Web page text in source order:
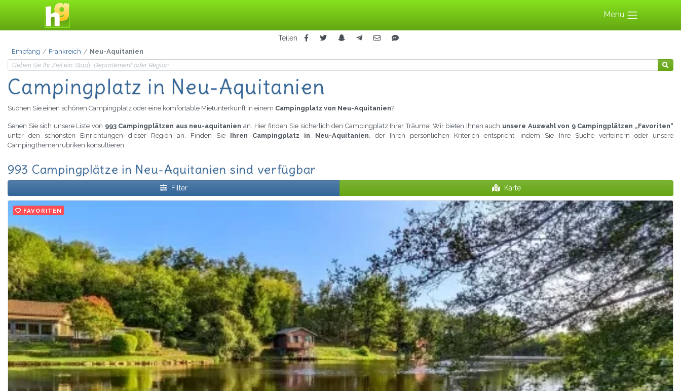
Menu
Teilen
Empfang Frankreich Neu-Aquitanien
Campingplatz in Neu-Aquitanien
Suchen Sie einen schönen Campingplatz oder eine komfortable Mietunterkunft in einem Campingplatz von Neu-Aquitanien?
Sehen Sie sich unsere Liste von 993 Campingplätzen aus neu-aquitanien an. Hier finden Sie sicherlich den Campingplatz Ihrer Träume! Wir bieten Ihnen auch unsere Auswahl von 9 Campingplätzen „Favoriten“
unter den schönsten Einrichtungen dieser Region an. Finden Sie Ihren Campingplatz in Neu-Aquitanien, der Ihren persönlichen Kriterien entspricht, indem Sie Ihre Suche verfeinern oder unsere
Campingthemenrubriken konsultieren.
993 Campingplätze in Neu-Aquitanien sind verfügbar
Filter Karte
FAVORITEN